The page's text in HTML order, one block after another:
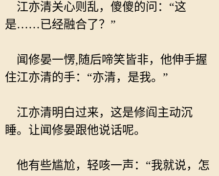
江亦清关心则乱，傻傻的问：“这
是……已经融合了？”
闻修晏一愣,随后啼笑皆非，他伸手握
住江亦清的手：“亦清，是我。”
江亦清明白过来，这是修阎主动沉
睡。让闻修晏跟他说话呢。
他有些尴尬，轻咳一声：“我就说，怎